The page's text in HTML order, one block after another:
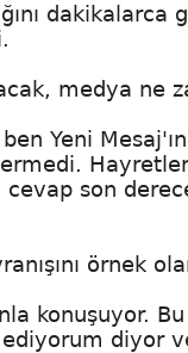
medya ne
Yeni
son
örnek
konuşuyor.
ediyorum diyor